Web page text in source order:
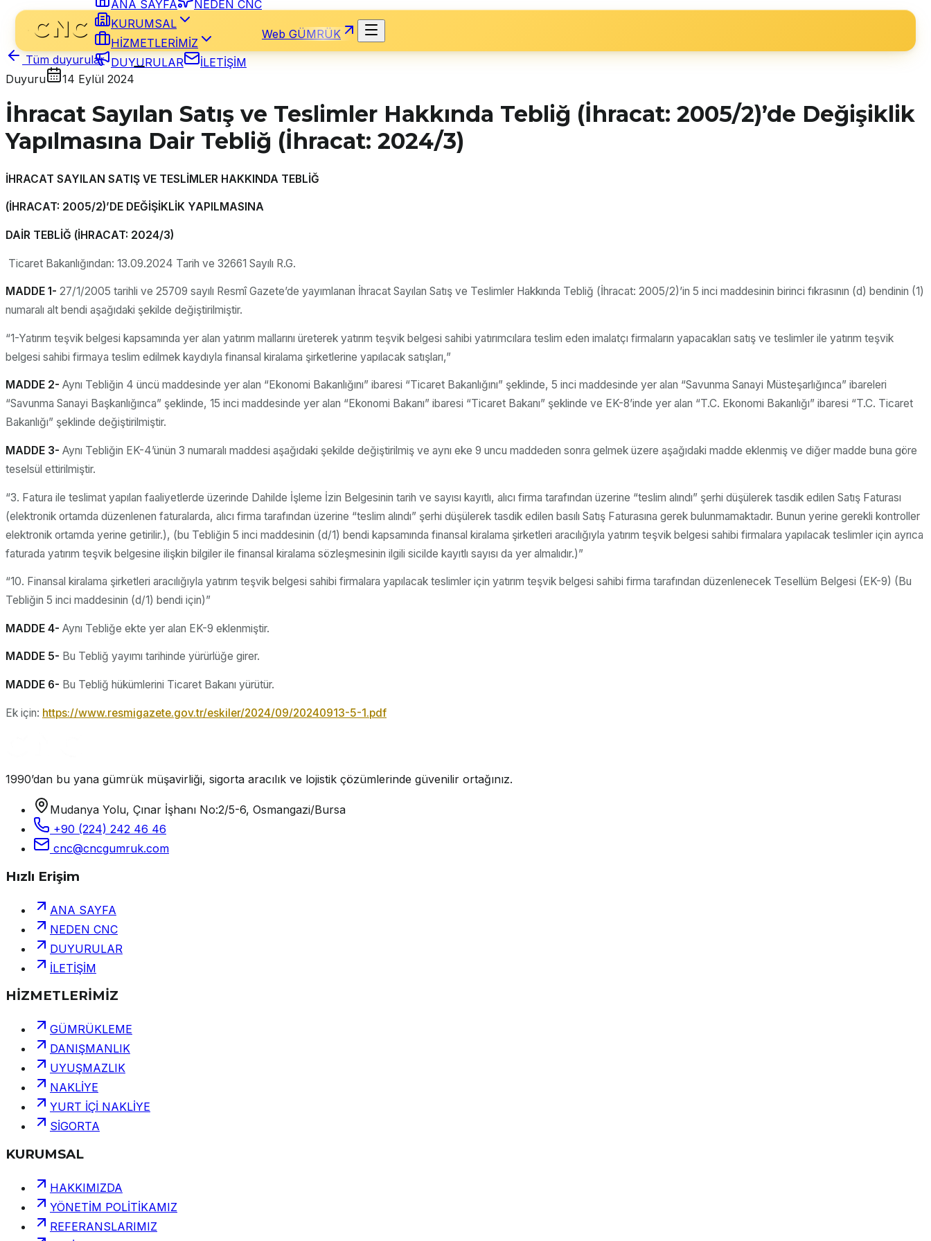
ANA SAYFA
NEDEN CNC
KURUMSAL
HİZMETLERİMİZ
DUYURULAR
İLETİŞİM
Web GÜMRÜK
Tüm duyurular
Duyuru
14 Eylül 2024
İhracat Sayılan Satış ve Teslimler Hakkında Tebliğ (İhracat: 2005/2)’de Değişiklik
Yapılmasına Dair Tebliğ (İhracat: 2024/3)
İHRACAT SAYILAN SATIŞ VE TESLİMLER HAKKINDA TEBLİĞ
(İHRACAT: 2005/2)’DE DEĞİŞİKLİK YAPILMASINA
DAİR TEBLİĞ (İHRACAT: 2024/3)
Ticaret Bakanlığından: 13.09.2024 Tarih ve 32661 Sayılı R.G.
MADDE 1- 27/1/2005 tarihli ve 25709 sayılı Resmî Gazete’de yayımlanan İhracat Sayılan Satış ve Teslimler Hakkında Tebliğ (İhracat: 2005/2)’in 5 inci maddesinin birinci fıkrasının (d) bendinin (1)
numaralı alt bendi aşağıdaki şekilde değiştirilmiştir.
“1-Yatırım teşvik belgesi kapsamında yer alan yatırım mallarını üreterek yatırım teşvik belgesi sahibi yatırımcılara teslim eden imalatçı firmaların yapacakları satış ve teslimler ile yatırım teşvik
belgesi sahibi firmaya teslim edilmek kaydıyla finansal kiralama şirketlerine yapılacak satışları,”
MADDE 2- Aynı Tebliğin 4 üncü maddesinde yer alan “Ekonomi Bakanlığını” ibaresi “Ticaret Bakanlığını” şeklinde, 5 inci maddesinde yer alan “Savunma Sanayi Müsteşarlığınca” ibareleri
“Savunma Sanayi Başkanlığınca” şeklinde, 15 inci maddesinde yer alan “Ekonomi Bakanı” ibaresi “Ticaret Bakanı” şeklinde ve EK-8’inde yer alan “T.C. Ekonomi Bakanlığı” ibaresi “T.C. Ticaret
Bakanlığı” şeklinde değiştirilmiştir.
MADDE 3- Aynı Tebliğin EK-4’ünün 3 numaralı maddesi aşağıdaki şekilde değiştirilmiş ve aynı eke 9 uncu maddeden sonra gelmek üzere aşağıdaki madde eklenmiş ve diğer madde buna göre
teselsül ettirilmiştir.
“3. Fatura ile teslimat yapılan faaliyetlerde üzerinde Dahilde İşleme İzin Belgesinin tarih ve sayısı kayıtlı, alıcı firma tarafından üzerine “teslim alındı” şerhi düşülerek tasdik edilen Satış Faturası
(elektronik ortamda düzenlenen faturalarda, alıcı firma tarafından üzerine “teslim alındı” şerhi düşülerek tasdik edilen basılı Satış Faturasına gerek bulunmamaktadır. Bunun yerine gerekli kontroller
elektronik ortamda yerine getirilir.), (bu Tebliğin 5 inci maddesinin (d/1) bendi kapsamında finansal kiralama şirketleri aracılığıyla yatırım teşvik belgesi sahibi firmalara yapılacak teslimler için ayrıca
faturada yatırım teşvik belgesine ilişkin bilgiler ile finansal kiralama sözleşmesinin ilgili sicilde kayıtlı sayısı da yer almalıdır.)”
“10. Finansal kiralama şirketleri aracılığıyla yatırım teşvik belgesi sahibi firmalara yapılacak teslimler için yatırım teşvik belgesi sahibi firma tarafından düzenlenecek Tesellüm Belgesi (EK-9) (Bu
Tebliğin 5 inci maddesinin (d/1) bendi için)”
MADDE 4- Aynı Tebliğe ekte yer alan EK-9 eklenmiştir.
MADDE 5- Bu Tebliğ yayımı tarihinde yürürlüğe girer.
MADDE 6- Bu Tebliğ hükümlerini Ticaret Bakanı yürütür.
Ek için: https://www.resmigazete.gov.tr/eskiler/2024/09/20240913-5-1.pdf
1990’dan bu yana gümrük müşavirliği, sigorta aracılık ve lojistik çözümlerinde güvenilir ortağınız.
Mudanya Yolu, Çınar İşhanı No:2/5-6, Osmangazi/Bursa
+90 (224) 242 46 46
cnc@cncgumruk.com
Hızlı Erişim
ANA SAYFA
NEDEN CNC
DUYURULAR
İLETİŞİM
HİZMETLERİMİZ
GÜMRÜKLEME
DANIŞMANLIK
UYUŞMAZLIK
NAKLİYE
YURT İÇİ NAKLİYE
SİGORTA
KURUMSAL
HAKKIMIZDA
YÖNETİM POLİTİKAMIZ
REFERANSLARIMIZ